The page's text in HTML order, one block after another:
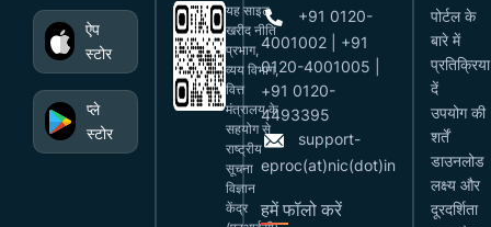
ऐप
स्टोर
प्ले
स्टोर
यह साइट
खरीद नीति
प्रभाग,
व्यय विभाग,
वित्त
मंत्रालय के
सहयोग से
राष्ट्रीय
सूचना
विज्ञान
केंद्र
+91 0120-
4001002 | +91
0120-4001005 |
+91 0120-
4493395
support-
eproc(at)nic(dot)in
हमें फॉलो करें
पोर्टल के
बारे में
प्रतिक्रिया
दें
उपयोग की
शर्तें
डाउनलोड
लक्ष्य और
दूरदर्शिता